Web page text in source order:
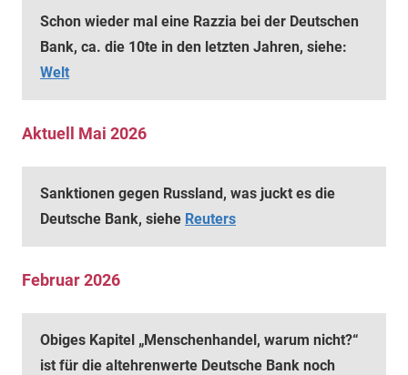
Schon wieder mal eine Razzia bei der Deutschen
Bank, ca. die 10te in den letzten Jahren, siehe:
Welt
Aktuell Mai 2026
Sanktionen gegen Russland, was juckt es die
Deutsche Bank, siehe Reuters
Februar 2026
Obiges Kapitel „Menschenhandel, warum nicht?“
ist für die altehrenwerte Deutsche Bank noch